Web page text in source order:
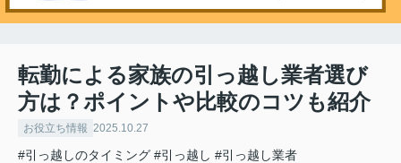
転勤による家族の引っ越し業者選び
方は？ポイントや比較のコツも紹介
お役立ち情報 2025.10.27
#引っ越しのタイミング #引っ越し #引っ越し業者